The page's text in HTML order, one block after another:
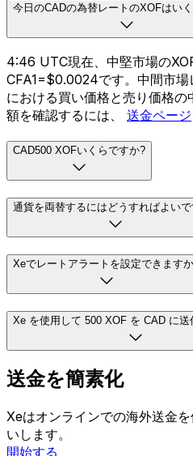
今日のCADの為替レートのXOFはい
4:46 UTC現在、中堅市場の
CFA1=$0.0024です。中間市
における買い価格と売り価格
額を確認するには、 送金ページ
CAD500 XOFいくらですか?
通貨を両替するにはどうすればよい
Xeでレートアラートを設定できます
Xe を使用して 500 XOF を CAD に送
送金を簡素化
Xeはオンラインでの海外送金
いします。
開始する